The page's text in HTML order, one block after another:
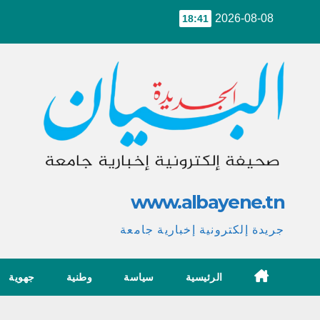
2026-08-08
18:41
www.albayene.tn
جريدة إلكترونية إخبارية جامعة
الرئيسية سياسة وطنية جهوية